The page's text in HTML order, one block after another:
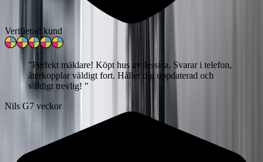
Verifierad kund
"Perfekt mäklare! Köpt hus av Jessica. Svarar i telefon,
återkopplar väldigt fort. Håller dig uppdaterad och
väldigt trevlig! "
Nils G7 veckor